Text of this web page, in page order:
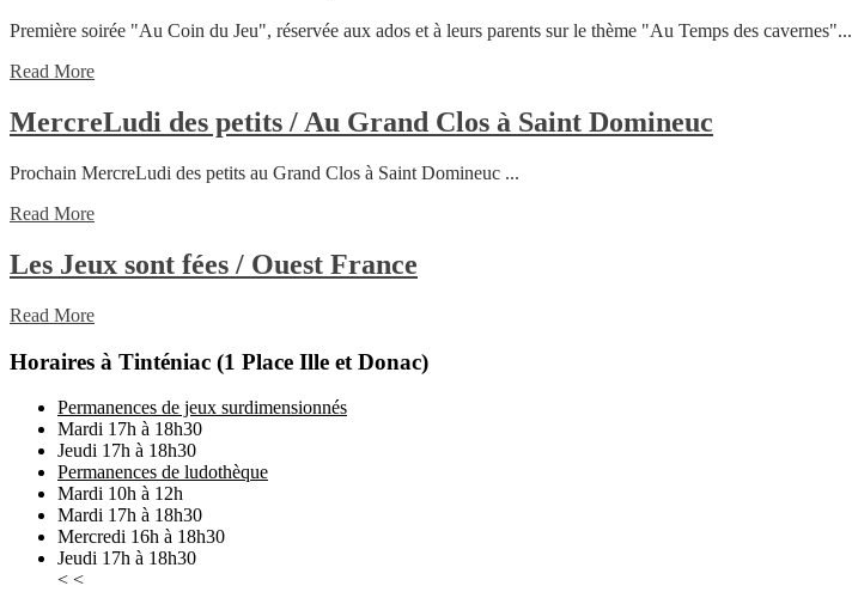
Coin
Jeu »,
20h-
22h30
Première soirée "Au Coin du Jeu", réservée aux ados et à leurs parents sur le thème "Au Temps des cavernes"...
Read MoreRead
MercreLudi des petits / Au Grand Clos à Saint Domineuc
Prochain MercreLudi des petits au Grand Clos à Saint Domineuc ...
Read MoreRead
Les Jeux sont fées / Ouest France
fées
Read MoreRead
Horaires à Tinténiac (1 Place Ille et Donac)
Permanences de jeux surdimensionnés
Mardi 17h à 18h30
Jeudi 17h à 18h30
Permanences de ludothèque
Mardi 10h à 12h
Mardi 17h à 18h30
Mercredi 16h à 18h30
Jeudi 17h à 18h30
< <